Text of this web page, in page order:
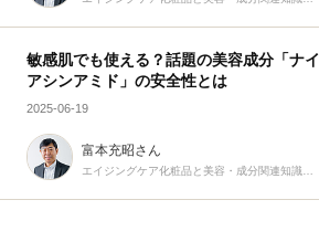
敏感肌でも使える？話題の美容成分「ナイ
アシンアミド」の安全性とは
2025-06-19
富本充昭さん